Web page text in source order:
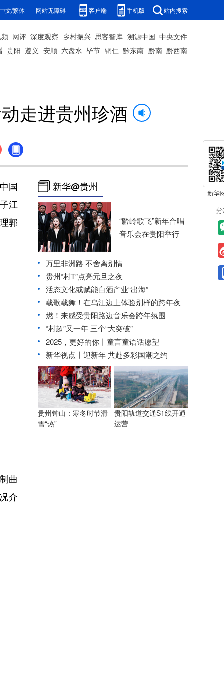
中文/繁体 网站无障碍 客户端 手机版 站内搜索
网评 深度观察 乡村振兴 思客智库 溯源中国 中央文件
贵阳 遵义 安顺 六盘水 毕节 铜仁 黔东南 黔南 黔西南
走进贵州珍酒
国
江
郭
曲
介
新华@贵州
“黔岭歌飞”新年合唱
音乐会在贵阳举行
万里非洲路 不舍离别情
贵州“村T”点亮元旦之夜
活态文化或赋能白酒产业“出海”
载歌载舞！在乌江边上体验别样的跨年夜
燃！来感受贵阳路边音乐会跨年氛围
“村超”又一年 三个“大突破”
2025，更好的你丨童言童语话愿望
新华视点丨迎新年 共赴多彩国潮之约
贵州钟山：寒冬时节滑
雪“热”
贵阳轨道交通S1线开通
运营